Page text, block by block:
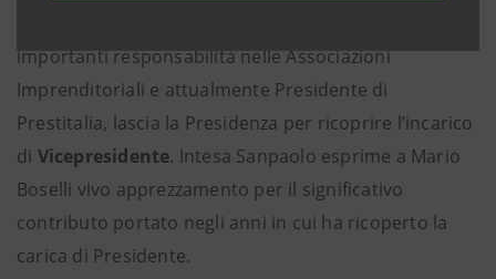
importanti responsabilità nelle Associazioni
Imprenditoriali e attualmente Presidente di
Prestitalia, lascia la Presidenza per ricoprire l’incarico
di Vicepresidente. Intesa Sanpaolo esprime a Mario
Boselli vivo apprezzamento per il significativo
contributo portato negli anni in cui ha ricoperto la
carica di Presidente.